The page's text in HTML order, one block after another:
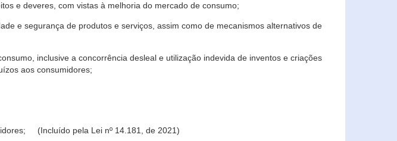
e deveres, com vistas à melhoria do mercado de consumo;
e segurança de produtos e serviços, assim como de mecanismos alternativos de
inclusive a concorrência desleal e utilização indevida de inventos e criações
aos consumidores;
(Incluído pela Lei nº 14.181, de 2021)